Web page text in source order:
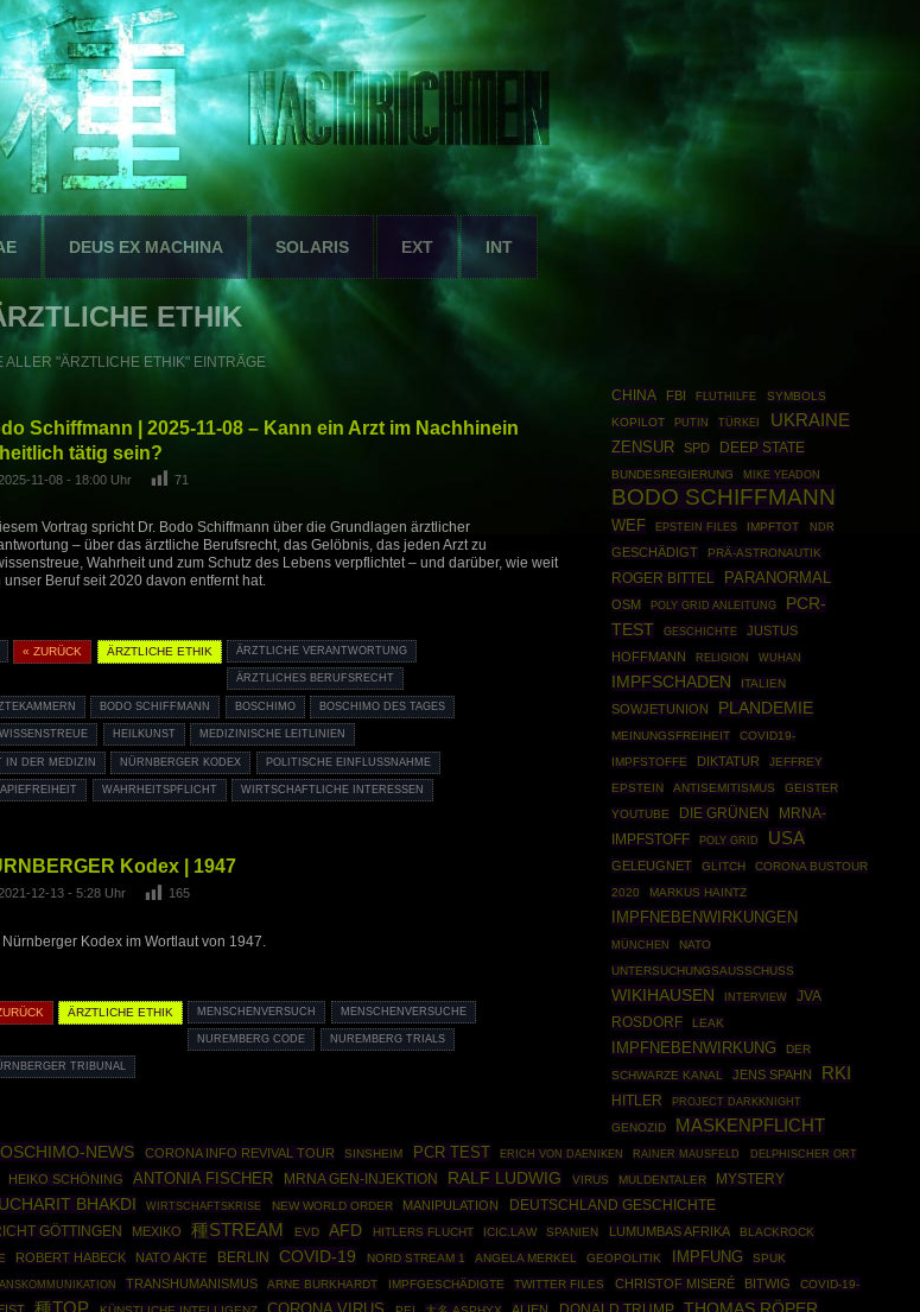
DEUS EX MACHINA SOLARIS EXT INT
ETHIK
ALLER "ÄRZTLICHE ETHIK" EINTRÄGE
Schiffmann | 2025-11-08 – Kann ein Arzt im Nachhinein
tätig sein?
11-08 - 18:00 Uhr 71
Vortrag spricht Dr. Bodo Schiffmann über die Grundlagen ärztlicher
– über das ärztliche Berufsrecht, das Gelöbnis, das jeden Arzt zu
Wahrheit und zum Schutz des Lebens verpflichtet – und darüber, wie weit
unser Beruf seit 2020 davon entfernt hat.
« ZURÜCK ÄRZTLICHE ETHIK ÄRZTLICHE VERANTWORTUNG
ÄRZTLICHES BERUFSRECHT
BODO SCHIFFMANN BOSCHIMO BOSCHIMO DES TAGES
HEILKUNST MEDIZINISCHE LEITLINIEN
IN DER MEDIZIN NÜRNBERGER KODEX POLITISCHE EINFLUSSNAHME
WAHRHEITSPFLICHT WIRTSCHAFTLICHE INTERESSEN
Kodex | 1947
12-13 - 5:28 Uhr 165
Nürnberger Kodex im Wortlaut von 1947.
ÄRZTLICHE ETHIK MENSCHENVERSUCH MENSCHENVERSUCHE
NUREMBERG CODE NUREMBERG TRIALS
TRIBUNAL
CHINA FBI FLUTHILFE
SYMBOLS
KOPILOT
PUTIN TÜRKEI UKRAINE
ZENSUR SPD DEEP STATE
BUNDESREGIERUNG MIKE YEADON
BODO SCHIFFMANN
WEF EPSTEIN FILES IMPFTOT NDR
GESCHÄDIGT PRÄ-ASTRONAUTIK
ROGER BITTEL PARANORMAL
OSM POLY GRID ANLEITUNG
PCR-
TEST
GESCHICHTE
JUSTUS
HOFFMANN
RELIGION WUHAN
IMPFSCHADEN ITALIEN
SOWJETUNION PLANDEMIE
MEINUNGSFREIHEIT
COVID19-
IMPFSTOFFE
DIKTATUR
JEFFREY
EPSTEIN
ANTISEMITISMUS
GEISTER
YOUTUBE
DIE GRÜNEN
MRNA-
IMPFSTOFF
POLY GRID USA
GELEUGNET GLITCH
CORONA BUSTOUR
2020
MARKUS HAINTZ
IMPFNEBENWIRKUNGEN
MÜNCHEN
NATO
UNTERSUCHUNGSAUSSCHUSS
WIKIHAUSEN INTERVIEW
JVA
ROSDORF
LEAK
IMPFNEBENWIRKUNG
DER
SCHWARZE KANAL
JENS SPAHN RKI
HITLER
PROJECT DARKKNIGHT
GENOZID
MASKENPFLICHT
NEWS CORONA INFO REVIVAL TOUR SINSHEIM PCR TEST ERICH VON DAENIKEN RAINER MAUSFELD DELPHISCHER ORT
HEIKO SCHÖNING ANTONIA FISCHER MRNA GEN-INJEKTION RALF LUDWIG VIRUS MULDENTALER
MYSTERY
BHAKDI WIRTSCHAFTSKRISE NEW WORLD ORDER MANIPULATION DEUTSCHLAND GESCHICHTE
GÖTTINGEN MEXIKO 種STREAM EVD AFD HITLERS FLUCHT ICIC.LAW SPANIEN LUMUMBAS AFRIKA BLACKROCK
ROBERT HABECK NATO AKTE BERLIN COVID-19 NORD STREAM 1 ANGELA MERKEL GEOPOLITIK IMPFUNG SPUK
TRANSHUMANISMUS ARNE BURKHARDT IMPFGESCHÄDIGTE TWITTER FILES CHRISTOF MISERÉ BITWIG
COVID-19-